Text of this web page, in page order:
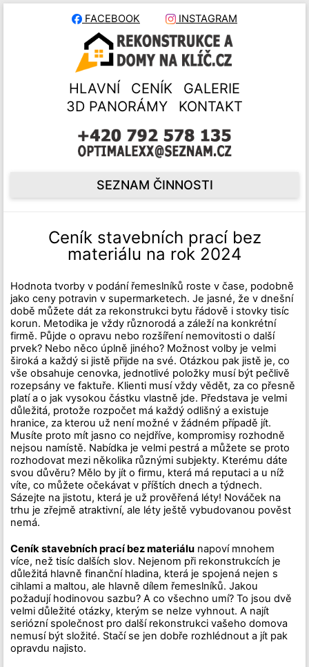
FACEBOOK INSTAGRAM
HLAVNÍ CENÍK
GALERIE
3D PANORÁMY
KONTAKT
SEZNAM ČINNOSTI
Ceník stavebních prací bez
materiálu na rok 2024
Hodnota tvorby v podání řemeslníků roste v čase, podobně
jako ceny potravin v supermarketech. Je jasné, že v dnešní
době můžete dát za rekonstrukci bytu řádově i stovky tisíc
korun. Metodika je vždy různorodá a záleží na konkrétní
firmě. Půjde o opravu nebo rozšíření nemovitosti o další
prvek? Nebo něco úplně jiného? Možnost volby je velmi
široká a každý si jistě přijde na své. Otázkou pak jistě je, co
vše obsahuje cenovka, jednotlivé položky musí být pečlivě
rozepsány ve faktuře. Klienti musí vždy vědět, za co přesně
platí a o jak vysokou částku vlastně jde. Představa je velmi
důležitá, protože rozpočet má každý odlišný a existuje
hranice, za kterou už není možné v žádném případě jít.
Musíte proto mít jasno co nejdříve, kompromisy rozhodně
nejsou namístě. Nabídka je velmi pestrá a můžete se proto
rozhodovat mezi několika různými subjekty. Kterému dáte
svou důvěru? Mělo by jít o firmu, která má reputaci a u níž
víte, co můžete očekávat v příštích dnech a týdnech.
Sázejte na jistotu, která je už prověřená léty! Nováček na
trhu je zřejmě atraktivní, ale léty ještě vybudovanou pověst
nemá.
Ceník stavebních prací bez materiálu napoví mnohem
více, než tisíc dalších slov. Nejenom při rekonstrukcích je
důležitá hlavně finanční hladina, která je spojená nejen s
cihlami a maltou, ale hlavně dílem řemeslníků. Jakou
požadují hodinovou sazbu? A co všechno umí? To jsou dvě
velmi důležité otázky, kterým se nelze vyhnout. A najít
seriózní společnost pro další rekonstrukci vašeho domova
nemusí být složité. Stačí se jen dobře rozhlédnout a jít pak
opravdu najisto.